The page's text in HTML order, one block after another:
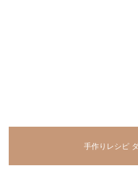
手作りレシピ